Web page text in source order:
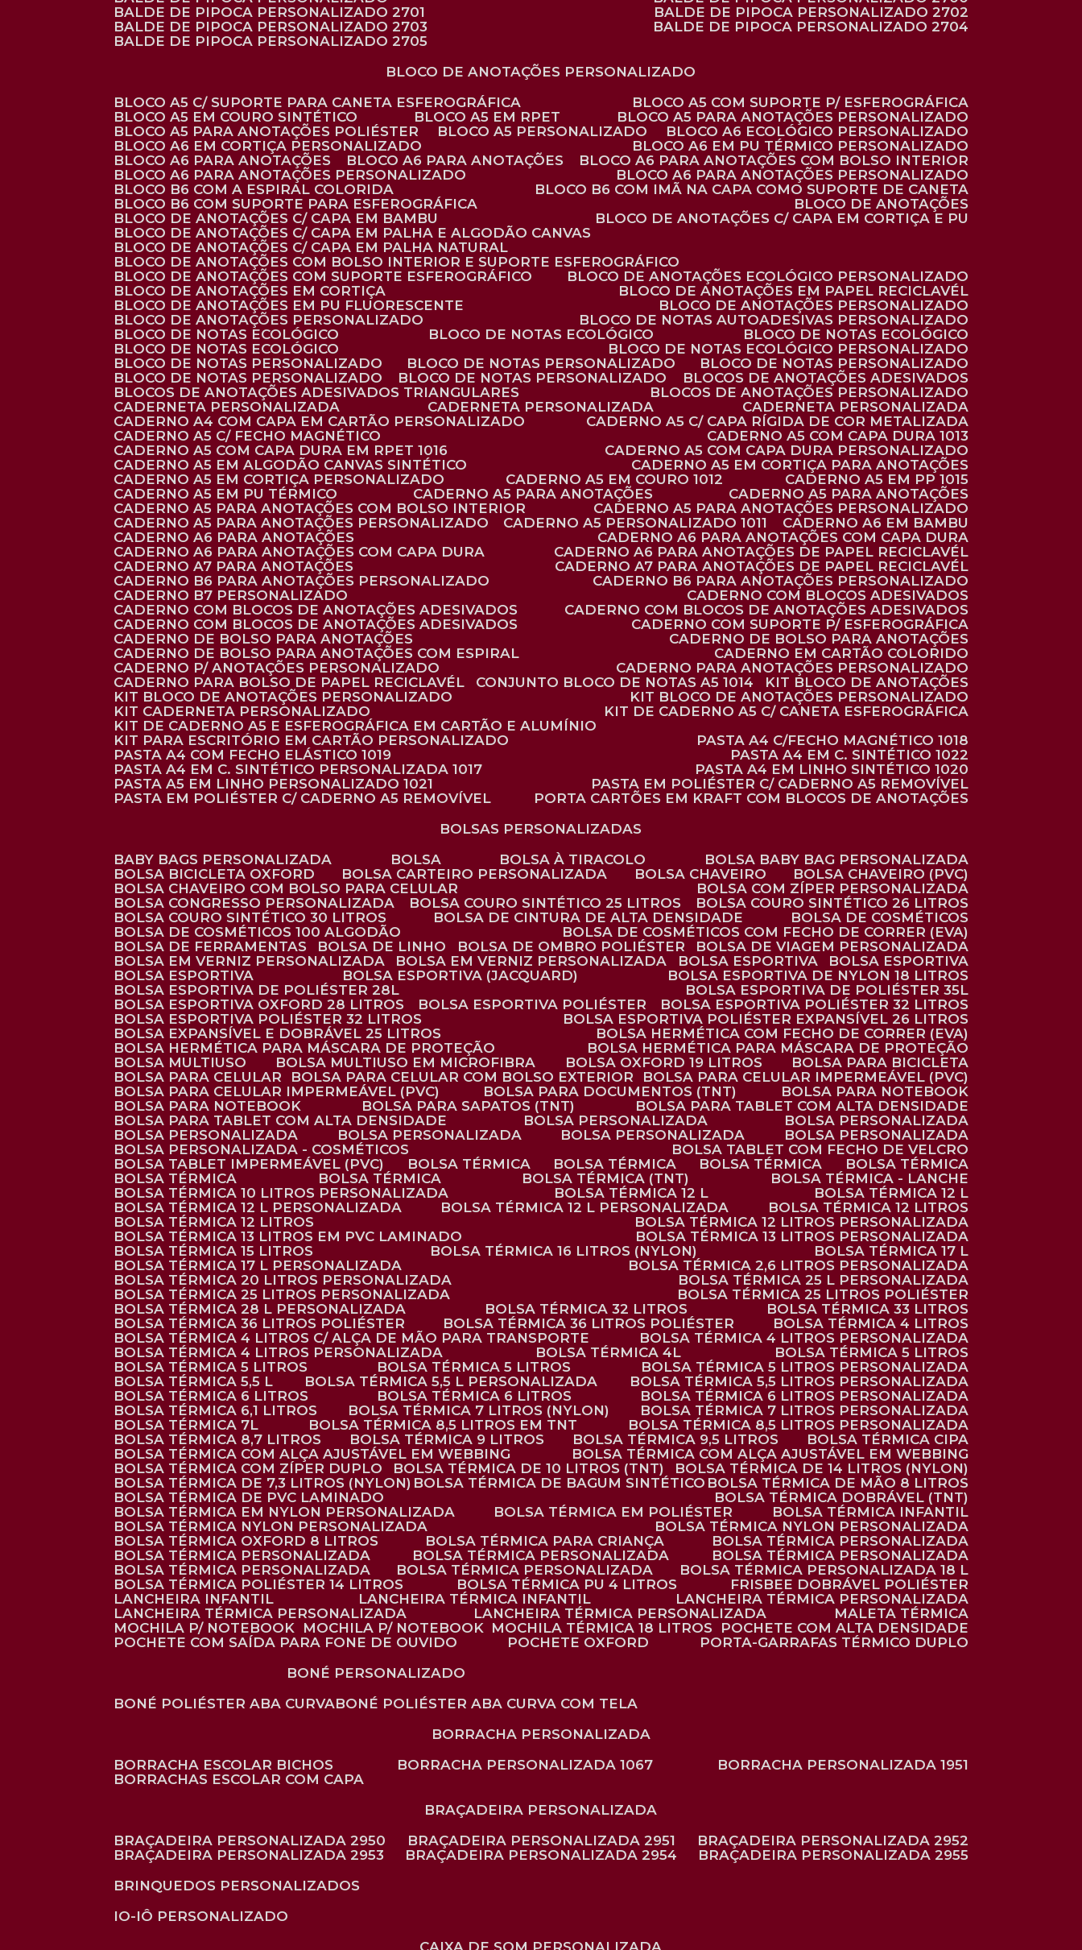
BALDE DE PIPOCA PERSONALIZADO 2701
BALDE DE PIPOCA PERSONALIZADO 2702
BALDE DE PIPOCA PERSONALIZADO 2703
BALDE DE PIPOCA PERSONALIZADO 2704
BALDE DE PIPOCA PERSONALIZADO 2705
BLOCO DE ANOTAÇÕES PERSONALIZADO
BLOCO A5 C/ SUPORTE PARA CANETA ESFEROGRÁFICA
BLOCO A5 COM SUPORTE P/ ESFEROGRÁFICA
BLOCO A5 EM COURO SINTÉTICO
BLOCO A5 EM RPET
BLOCO A5 PARA ANOTAÇÕES PERSONALIZADO
BLOCO A5 PARA ANOTAÇÕES POLIÉSTER
BLOCO A5 PERSONALIZADO
BLOCO A6 ECOLÓGICO PERSONALIZADO
BLOCO A6 EM CORTIÇA PERSONALIZADO
BLOCO A6 EM PU TÉRMICO PERSONALIZADO
BLOCO A6 PARA ANOTAÇÕES
BLOCO A6 PARA ANOTAÇÕES
BLOCO A6 PARA ANOTAÇÕES COM BOLSO INTERIOR
BLOCO A6 PARA ANOTAÇÕES PERSONALIZADO
BLOCO A6 PARA ANOTAÇÕES PERSONALIZADO
BLOCO B6 COM A ESPIRAL COLORIDA
BLOCO B6 COM IMÃ NA CAPA COMO SUPORTE DE CANETA
BLOCO B6 COM SUPORTE PARA ESFEROGRÁFICA
BLOCO DE ANOTAÇÕES
BLOCO DE ANOTAÇÕES C/ CAPA EM BAMBU
BLOCO DE ANOTAÇÕES C/ CAPA EM CORTIÇA E PU
BLOCO DE ANOTAÇÕES C/ CAPA EM PALHA E ALGODÃO CANVAS
BLOCO DE ANOTAÇÕES C/ CAPA EM PALHA NATURAL
BLOCO DE ANOTAÇÕES COM BOLSO INTERIOR E SUPORTE ESFEROGRÁFICO
BLOCO DE ANOTAÇÕES COM SUPORTE ESFEROGRÁFICO
BLOCO DE ANOTAÇÕES ECOLÓGICO PERSONALIZADO
BLOCO DE ANOTAÇÕES EM CORTIÇA
BLOCO DE ANOTAÇÕES EM PAPEL RECICLAVÉL
BLOCO DE ANOTAÇÕES EM PU FLUORESCENTE
BLOCO DE ANOTAÇÕES PERSONALIZADO
BLOCO DE ANOTAÇÕES PERSONALIZADO
BLOCO DE NOTAS AUTOADESIVAS PERSONALIZADO
BLOCO DE NOTAS ECOLÓGICO
BLOCO DE NOTAS ECOLÓGICO
BLOCO DE NOTAS ECOLÓGICO
BLOCO DE NOTAS ECOLÓGICO
BLOCO DE NOTAS ECOLÓGICO PERSONALIZADO
BLOCO DE NOTAS PERSONALIZADO
BLOCO DE NOTAS PERSONALIZADO
BLOCO DE NOTAS PERSONALIZADO
BLOCO DE NOTAS PERSONALIZADO
BLOCO DE NOTAS PERSONALIZADO
BLOCOS DE ANOTAÇÕES ADESIVADOS
BLOCOS DE ANOTAÇÕES ADESIVADOS TRIANGULARES
BLOCOS DE ANOTAÇÕES PERSONALIZADO
CADERNETA PERSONALIZADA
CADERNETA PERSONALIZADA
CADERNETA PERSONALIZADA
CADERNO A4 COM CAPA EM CARTÃO PERSONALIZADO
CADERNO A5 C/ CAPA RÍGIDA DE COR METALIZADA
CADERNO A5 C/ FECHO MAGNÉTICO
CADERNO A5 COM CAPA DURA 1013
CADERNO A5 COM CAPA DURA EM RPET 1016
CADERNO A5 COM CAPA DURA PERSONALIZADO
CADERNO A5 EM ALGODÃO CANVAS SINTÉTICO
CADERNO A5 EM CORTIÇA PARA ANOTAÇÕES
CADERNO A5 EM CORTIÇA PERSONALIZADO
CADERNO A5 EM COURO 1012
CADERNO A5 EM PP 1015
CADERNO A5 EM PU TÉRMICO
CADERNO A5 PARA ANOTAÇÕES
CADERNO A5 PARA ANOTAÇÕES
CADERNO A5 PARA ANOTAÇÕES COM BOLSO INTERIOR
CADERNO A5 PARA ANOTAÇÕES PERSONALIZADO
CADERNO A5 PARA ANOTAÇÕES PERSONALIZADO
CADERNO A5 PERSONALIZADO 1011
CADERNO A6 EM BAMBU
CADERNO A6 PARA ANOTAÇÕES
CADERNO A6 PARA ANOTAÇÕES COM CAPA DURA
CADERNO A6 PARA ANOTAÇÕES COM CAPA DURA
CADERNO A6 PARA ANOTAÇÕES DE PAPEL RECICLAVÉL
CADERNO A7 PARA ANOTAÇÕES
CADERNO A7 PARA ANOTAÇÕES DE PAPEL RECICLAVÉL
CADERNO B6 PARA ANOTAÇÕES PERSONALIZADO
CADERNO B6 PARA ANOTAÇÕES PERSONALIZADO
CADERNO B7 PERSONALIZADO
CADERNO COM BLOCOS ADESIVADOS
CADERNO COM BLOCOS DE ANOTAÇÕES ADESIVADOS
CADERNO COM BLOCOS DE ANOTAÇÕES ADESIVADOS
CADERNO COM BLOCOS DE ANOTAÇÕES ADESIVADOS
CADERNO COM SUPORTE P/ ESFEROGRÁFICA
CADERNO DE BOLSO PARA ANOTAÇÕES
CADERNO DE BOLSO PARA ANOTAÇÕES
CADERNO DE BOLSO PARA ANOTAÇÕES COM ESPIRAL
CADERNO EM CARTÃO COLORIDO
CADERNO P/ ANOTAÇÕES PERSONALIZADO
CADERNO PARA ANOTAÇÕES PERSONALIZADO
CADERNO PARA BOLSO DE PAPEL RECICLAVÉL
CONJUNTO BLOCO DE NOTAS A5 1014
KIT BLOCO DE ANOTAÇÕES
KIT BLOCO DE ANOTAÇÕES PERSONALIZADO
KIT BLOCO DE ANOTAÇÕES PERSONALIZADO
KIT CADERNETA PERSONALIZADO
KIT DE CADERNO A5 C/ CANETA ESFEROGRÁFICA
KIT DE CADERNO A5 E ESFEROGRÁFICA EM CARTÃO E ALUMÍNIO
KIT PARA ESCRITÓRIO EM CARTÃO PERSONALIZADO
PASTA A4 C/FECHO MAGNÉTICO 1018
PASTA A4 COM FECHO ELÁSTICO 1019
PASTA A4 EM C. SINTÉTICO 1022
PASTA A4 EM C. SINTÉTICO PERSONALIZADA 1017
PASTA A4 EM LINHO SINTÉTICO 1020
PASTA A5 EM LINHO PERSONALIZADO 1021
PASTA EM POLIÉSTER C/ CADERNO A5 REMOVÍVEL
PASTA EM POLIÉSTER C/ CADERNO A5 REMOVÍVEL
PORTA CARTÕES EM KRAFT COM BLOCOS DE ANOTAÇÕES
BOLSAS PERSONALIZADAS
BABY BAGS PERSONALIZADA
BOLSA BOLSA À TIRACOLO
BOLSA BABY BAG PERSONALIZADA
BOLSA BICICLETA OXFORD
BOLSA CARTEIRO PERSONALIZADA BOLSA CHAVEIRO
BOLSA CHAVEIRO (PVC)
BOLSA CHAVEIRO COM BOLSO PARA CELULAR
BOLSA COM ZÍPER PERSONALIZADA
BOLSA CONGRESSO PERSONALIZADA
BOLSA COURO SINTÉTICO 25 LITROS
BOLSA COURO SINTÉTICO 26 LITROS
BOLSA COURO SINTÉTICO 30 LITROS
BOLSA DE CINTURA DE ALTA DENSIDADE
BOLSA DE COSMÉTICOS
BOLSA DE COSMÉTICOS 100 ALGODÃO
BOLSA DE COSMÉTICOS COM FECHO DE CORRER (EVA)
BOLSA DE FERRAMENTAS
BOLSA DE LINHO BOLSA DE OMBRO POLIÉSTER
BOLSA DE VIAGEM PERSONALIZADA
BOLSA EM VERNIZ PERSONALIZADA
BOLSA EM VERNIZ PERSONALIZADA BOLSA ESPORTIVA
BOLSA ESPORTIVA
BOLSA ESPORTIVA
BOLSA ESPORTIVA (JACQUARD)
BOLSA ESPORTIVA DE NYLON 18 LITROS
BOLSA ESPORTIVA DE POLIÉSTER 28L
BOLSA ESPORTIVA DE POLIÉSTER 35L
BOLSA ESPORTIVA OXFORD 28 LITROS
BOLSA ESPORTIVA POLIÉSTER
BOLSA ESPORTIVA POLIÉSTER 32 LITROS
BOLSA ESPORTIVA POLIÉSTER 32 LITROS
BOLSA ESPORTIVA POLIÉSTER EXPANSÍVEL 26 LITROS
BOLSA EXPANSÍVEL E DOBRÁVEL 25 LITROS
BOLSA HERMÉTICA COM FECHO DE CORRER (EVA)
BOLSA HERMÉTICA PARA MÁSCARA DE PROTEÇÃO
BOLSA HERMÉTICA PARA MÁSCARA DE PROTEÇÃO
BOLSA MULTIUSO
BOLSA MULTIUSO EM MICROFIBRA BOLSA OXFORD 19 LITROS
BOLSA PARA BICICLETA
BOLSA PARA CELULAR
BOLSA PARA CELULAR COM BOLSO EXTERIOR
BOLSA PARA CELULAR IMPERMEÁVEL (PVC)
BOLSA PARA CELULAR IMPERMEÁVEL (PVC)
BOLSA PARA DOCUMENTOS (TNT)
BOLSA PARA NOTEBOOK
BOLSA PARA NOTEBOOK
BOLSA PARA SAPATOS (TNT)
BOLSA PARA TABLET COM ALTA DENSIDADE
BOLSA PARA TABLET COM ALTA DENSIDADE
BOLSA PERSONALIZADA
BOLSA PERSONALIZADA
BOLSA PERSONALIZADA
BOLSA PERSONALIZADA BOLSA PERSONALIZADA
BOLSA PERSONALIZADA
BOLSA PERSONALIZADA - COSMÉTICOS
BOLSA TABLET COM FECHO DE VELCRO
BOLSA TABLET IMPERMEÁVEL (PVC)
BOLSA TÉRMICA BOLSA TÉRMICA BOLSA TÉRMICA
BOLSA TÉRMICA
BOLSA TÉRMICA
BOLSA TÉRMICA BOLSA TÉRMICA (TNT)
BOLSA TÉRMICA - LANCHE
BOLSA TÉRMICA 10 LITROS PERSONALIZADA
BOLSA TÉRMICA 12 L
BOLSA TÉRMICA 12 L
BOLSA TÉRMICA 12 L PERSONALIZADA
BOLSA TÉRMICA 12 L PERSONALIZADA
BOLSA TÉRMICA 12 LITROS
BOLSA TÉRMICA 12 LITROS
BOLSA TÉRMICA 12 LITROS PERSONALIZADA
BOLSA TÉRMICA 13 LITROS EM PVC LAMINADO
BOLSA TÉRMICA 13 LITROS PERSONALIZADA
BOLSA TÉRMICA 15 LITROS
BOLSA TÉRMICA 16 LITROS (NYLON)
BOLSA TÉRMICA 17 L
BOLSA TÉRMICA 17 L PERSONALIZADA
BOLSA TÉRMICA 2,6 LITROS PERSONALIZADA
BOLSA TÉRMICA 20 LITROS PERSONALIZADA
BOLSA TÉRMICA 25 L PERSONALIZADA
BOLSA TÉRMICA 25 LITROS PERSONALIZADA
BOLSA TÉRMICA 25 LITROS POLIÉSTER
BOLSA TÉRMICA 28 L PERSONALIZADA
BOLSA TÉRMICA 32 LITROS
BOLSA TÉRMICA 33 LITROS
BOLSA TÉRMICA 36 LITROS POLIÉSTER
BOLSA TÉRMICA 36 LITROS POLIÉSTER
BOLSA TÉRMICA 4 LITROS
BOLSA TÉRMICA 4 LITROS C/ ALÇA DE MÃO PARA TRANSPORTE
BOLSA TÉRMICA 4 LITROS PERSONALIZADA
BOLSA TÉRMICA 4 LITROS PERSONALIZADA
BOLSA TÉRMICA 4L
BOLSA TÉRMICA 5 LITROS
BOLSA TÉRMICA 5 LITROS
BOLSA TÉRMICA 5 LITROS
BOLSA TÉRMICA 5 LITROS PERSONALIZADA
BOLSA TÉRMICA 5,5 L
BOLSA TÉRMICA 5,5 L PERSONALIZADA
BOLSA TÉRMICA 5,5 LITROS PERSONALIZADA
BOLSA TÉRMICA 6 LITROS
BOLSA TÉRMICA 6 LITROS
BOLSA TÉRMICA 6 LITROS PERSONALIZADA
BOLSA TÉRMICA 6,1 LITROS
BOLSA TÉRMICA 7 LITROS (NYLON)
BOLSA TÉRMICA 7 LITROS PERSONALIZADA
BOLSA TÉRMICA 7L
BOLSA TÉRMICA 8,5 LITROS EM TNT
BOLSA TÉRMICA 8,5 LITROS PERSONALIZADA
BOLSA TÉRMICA 8,7 LITROS
BOLSA TÉRMICA 9 LITROS BOLSA TÉRMICA 9,5 LITROS
BOLSA TÉRMICA CIPA
BOLSA TÉRMICA COM ALÇA AJUSTÁVEL EM WEBBING
BOLSA TÉRMICA COM ALÇA AJUSTÁVEL EM WEBBING
BOLSA TÉRMICA COM ZÍPER DUPLO
BOLSA TÉRMICA DE 10 LITROS (TNT)
BOLSA TÉRMICA DE 14 LITROS (NYLON)
BOLSA TÉRMICA DE 7,3 LITROS (NYLON)
BOLSA TÉRMICA DE BAGUM SINTÉTICO
BOLSA TÉRMICA DE MÃO 8 LITROS
BOLSA TÉRMICA DE PVC LAMINADO
BOLSA TÉRMICA DOBRÁVEL (TNT)
BOLSA TÉRMICA EM NYLON PERSONALIZADA
BOLSA TÉRMICA EM POLIÉSTER
BOLSA TÉRMICA INFANTIL
BOLSA TÉRMICA NYLON PERSONALIZADA
BOLSA TÉRMICA NYLON PERSONALIZADA
BOLSA TÉRMICA OXFORD 8 LITROS
BOLSA TÉRMICA PARA CRIANÇA
BOLSA TÉRMICA PERSONALIZADA
BOLSA TÉRMICA PERSONALIZADA
BOLSA TÉRMICA PERSONALIZADA
BOLSA TÉRMICA PERSONALIZADA
BOLSA TÉRMICA PERSONALIZADA
BOLSA TÉRMICA PERSONALIZADA
BOLSA TÉRMICA PERSONALIZADA 18 L
BOLSA TÉRMICA POLIÉSTER 14 LITROS
BOLSA TÉRMICA PU 4 LITROS
FRISBEE DOBRÁVEL POLIÉSTER
LANCHEIRA INFANTIL
LANCHEIRA TÉRMICA INFANTIL
LANCHEIRA TÉRMICA PERSONALIZADA
LANCHEIRA TÉRMICA PERSONALIZADA
LANCHEIRA TÉRMICA PERSONALIZADA
MALETA TÉRMICA
MOCHILA P/ NOTEBOOK
MOCHILA P/ NOTEBOOK MOCHILA TÉRMICA 18 LITROS
POCHETE COM ALTA DENSIDADE
POCHETE COM SAÍDA PARA FONE DE OUVIDO
POCHETE OXFORD
PORTA-GARRAFAS TÉRMICO DUPLO
BONÉ PERSONALIZADO
BONÉ POLIÉSTER ABA CURVA
BONÉ POLIÉSTER ABA CURVA COM TELA
BORRACHA PERSONALIZADA
BORRACHA ESCOLAR BICHOS
BORRACHA PERSONALIZADA 1067
BORRACHA PERSONALIZADA 1951
BORRACHAS ESCOLAR COM CAPA
BRAÇADEIRA PERSONALIZADA
BRAÇADEIRA PERSONALIZADA 2950
BRAÇADEIRA PERSONALIZADA 2951
BRAÇADEIRA PERSONALIZADA 2952
BRAÇADEIRA PERSONALIZADA 2953
BRAÇADEIRA PERSONALIZADA 2954
BRAÇADEIRA PERSONALIZADA 2955
BRINQUEDOS PERSONALIZADOS
IO-IÔ PERSONALIZADO
CAIXA DE SOM PERSONALIZADA